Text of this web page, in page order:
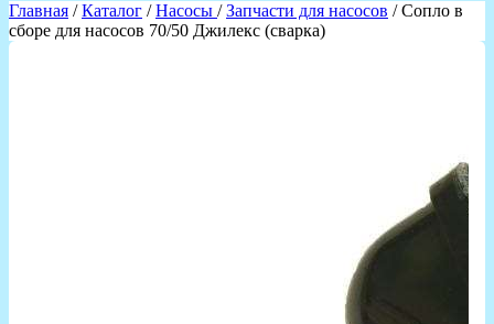
Главная /Каталог /Насосы /Запчасти для насосов / Сопло в
сборе для насосов 70/50 Джилекс (сварка)